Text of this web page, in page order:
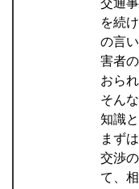
交通
を続
の言
害者
おら
そん
知識
まず
交渉
て、